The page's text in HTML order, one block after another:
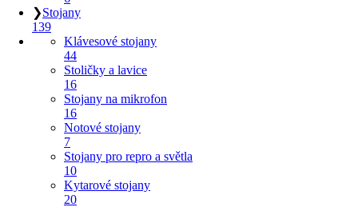
❯Stojany
139
Klávesové stojany
44
Stoličky a lavice
16
Stojany na mikrofon
16
Notové stojany
7
Stojany pro repro a světla
10
Kytarové stojany
20